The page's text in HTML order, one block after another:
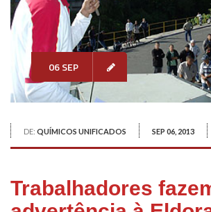
06 SEP
DE: QUÍMICOS UNIFICADOS SEP 06, 2013
Trabalhadores